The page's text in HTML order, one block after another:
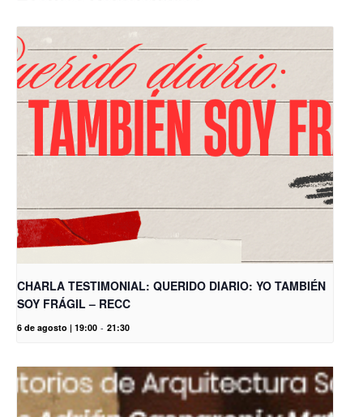
CHARLA TESTIMONIAL: QUERIDO DIARIO: YO TAMBIÉN
SOY FRÁGIL – RECC
6 de agosto | 19:00 - 21:30